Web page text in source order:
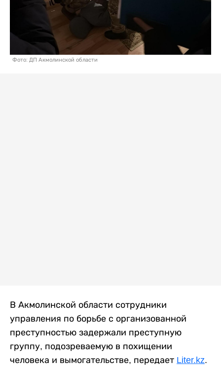
Фото: ДП Акмолинской области
В Акмолинской области сотрудники
управления по борьбе с организованной
преступностью задержали преступную
группу, подозреваемую в похищении
человека и вымогательстве, передает Liter.kz.